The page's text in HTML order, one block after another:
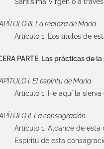
III. La realeza de María.
Artículo 1. Los títulos de
PARTE. Las prácticas de
I. El espíritu de María.
Artículo 1. He aquí la
II. La consagración.
Artículo 1. Alcance de
Espíritu de esta